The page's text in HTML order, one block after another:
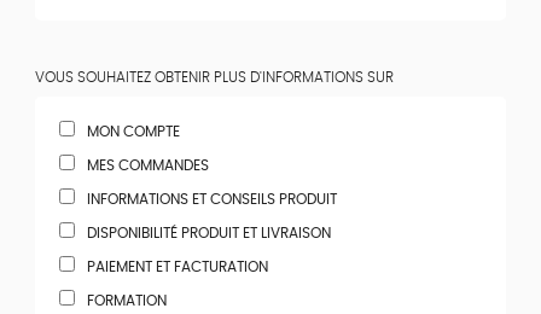
VOUS SOUHAITEZ OBTENIR PLUS D'INFORMATIONS SUR
MON COMPTE
MES COMMANDES
INFORMATIONS ET CONSEILS PRODUIT
DISPONIBILITÉ PRODUIT ET LIVRAISON
PAIEMENT ET FACTURATION
FORMATION